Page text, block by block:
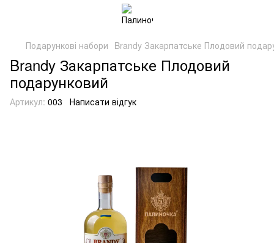
Подарункові набори Brandy Закарпатське Плодовий
Brandy Закарпатське Плодовий
подарунковий
Артикул: 003 Написати відгук